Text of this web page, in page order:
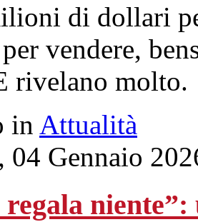
di dollari
vendere,
rivelano molto.
in Attualità
04 Gennaio
regala